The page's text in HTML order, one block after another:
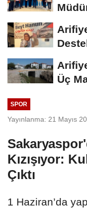
Üç
SPOR
Yayınlanma: 21 Mayıs
Kızışıyor:
Çıktı
1 Haziran’da